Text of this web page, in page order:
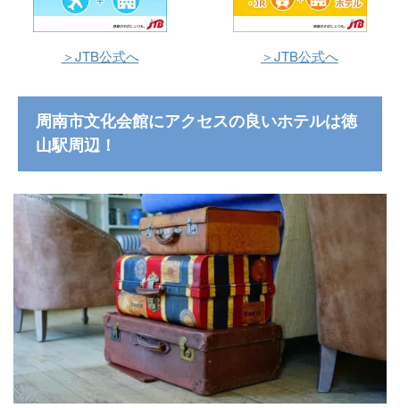
＞JTB公式へ ＞JTB公式へ
周南市文化会館にアクセスの良いホテルは徳
山駅周辺！